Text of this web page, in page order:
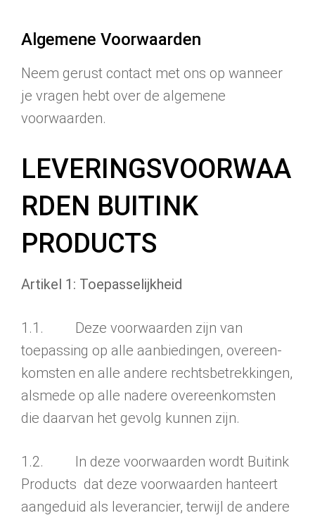
Algemene Voorwaarden
Neem gerust contact met ons op wanneer
je vragen hebt over de algemene
voorwaarden.
LEVERINGSVOORWAA
RDEN BUITINK
PRODUCTS
Artikel 1: Toepasselijkheid
1.1. Deze voorwaarden zijn van
toepassing op alle aanbie­dingen, overeen­
komsten en alle andere rechtsbetrekkingen,
alsmede op alle nadere overeen­komsten
die daarvan het gevolg kunnen zijn.
1.2. In deze voorwaarden wordt Buitink
Products dat deze voorwaarden hanteert
aangeduid als leverancier, terwijl de andere